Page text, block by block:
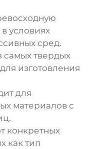
условиях
сред.
самых твердых
изготовления
для
материалов с
конкретных
как тип